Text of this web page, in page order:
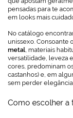
Puedes
consultar más
nuestra
Política de
Cookies.
pensadas para te
em looks mais
No catálogo
unissexo. Consoante
metal , materiais
versatilidade, leveza
cores, predominam
castanhos) e, em
sem perder elegância.
Como escolher a